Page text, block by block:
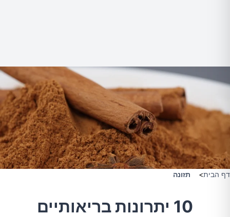
דף הבית> תזונה
10 יתרונות בריאותיים